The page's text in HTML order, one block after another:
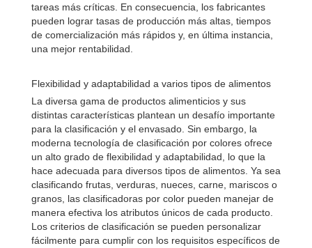
tareas más críticas. En consecuencia, los fabricantes
pueden lograr tasas de producción más altas, tiempos
de comercialización más rápidos y, en última instancia,
una mejor rentabilidad.
Flexibilidad y adaptabilidad a varios tipos de alimentos
La diversa gama de productos alimenticios y sus
distintas características plantean un desafío importante
para la clasificación y el envasado. Sin embargo, la
moderna tecnología de clasificación por colores ofrece
un alto grado de flexibilidad y adaptabilidad, lo que la
hace adecuada para diversos tipos de alimentos. Ya sea
clasificando frutas, verduras, nueces, carne, mariscos o
granos, las clasificadoras por color pueden manejar de
manera efectiva los atributos únicos de cada producto.
Los criterios de clasificación se pueden personalizar
fácilmente para cumplir con los requisitos específicos de